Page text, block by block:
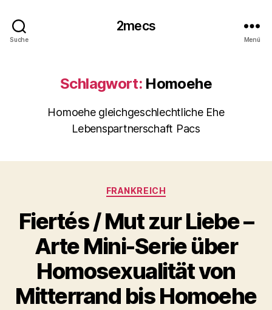
Suche
2mecs
Menü
Schlagwort: Homoehe
Homoehe gleichgeschlechtliche Ehe
Lebenspartnerschaft Pacs
Kategorien
FRANKREICH
Fiertés / Mut zur Liebe –
Arte Mini-Serie über
Homosexualität von
Mitterrand bis Homoehe